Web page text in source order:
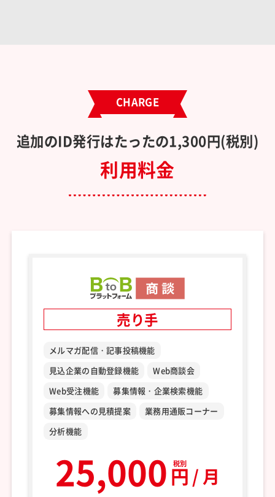
CHARGE
追加のID発行はたったの1,300円(税別)
利用料金
売り手
メルマガ配信・記事投稿機能
見込企業の自動登録機能
Web商談会
Web受注機能
募集情報・企業検索機能
募集情報への見積提案
業務用通販コーナー
分析機能
25,000 税別
円 / 月